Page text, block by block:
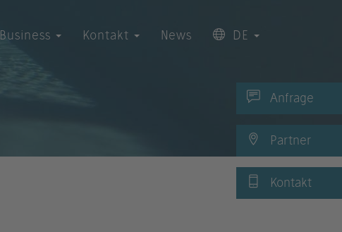
Anfrage
Partner
Kontakt
Business Kontakt News DE